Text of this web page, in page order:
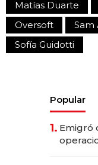
Matías Duarte
Oversoft
Sam
Sofía Guidotti
Popular
1. Emigró